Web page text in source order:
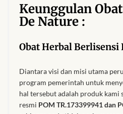
Keunggulan Obat
De Nature :
Obat Herbal Berlisensi
Diantara visi dan misi utama
program pemerintah untuk
hal tersebut adalah produk kami
resmi POM TR.173399941 dan